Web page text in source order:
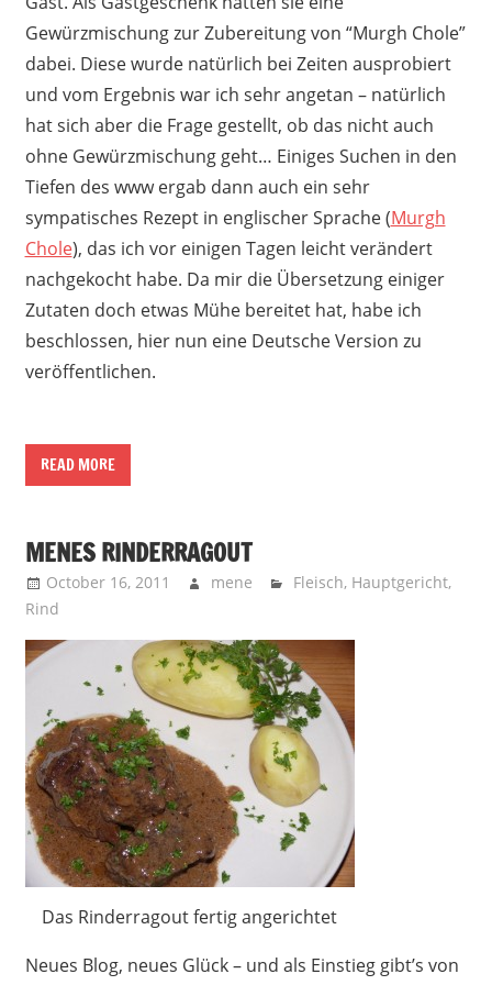
Gewürzmischung zur Zubereitung von “Murgh Chole”
dabei. Diese wurde natürlich bei Zeiten ausprobiert
und vom Ergebnis war ich sehr angetan – natürlich
hat sich aber die Frage gestellt, ob das nicht auch
ohne Gewürzmischung geht… Einiges Suchen in den
Tiefen des www ergab dann auch ein sehr
sympatisches Rezept in englischer Sprache (Murgh
Chole), das ich vor einigen Tagen leicht verändert
nachgekocht habe. Da mir die Übersetzung einiger
Zutaten doch etwas Mühe bereitet hat, habe ich
beschlossen, hier nun eine Deutsche Version zu
veröffentlichen.
READ MORE
MENES RINDERRAGOUT
October 16, 2011 mene Fleisch, Hauptgericht,
Rind
Das Rinderragout fertig angerichtet
Neues Blog, neues Glück – und als Einstieg gibt’s von